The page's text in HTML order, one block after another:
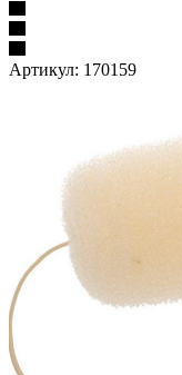
Артикул: 170159